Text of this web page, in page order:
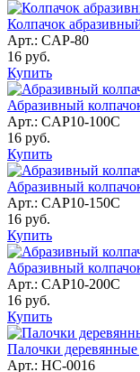
Колпачок
Арт.: CAP-80
16 руб.
Купить
Абразивный
Арт.: CAP10-100С
16 руб.
Купить
Абразивный
Арт.: CAP10-150С
16 руб.
Купить
Абразивный
Арт.: CAP10-200С
16 руб.
Купить
Палочки деревянные
Арт.: HC-0016